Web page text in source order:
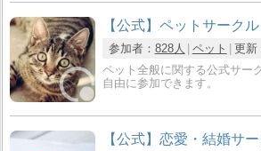
【公式】ペットサークル
参加者： 828人 ペット 更新
ペット全般に関する公式サー
自由に参加できます。
【公式】恋愛・結婚サ